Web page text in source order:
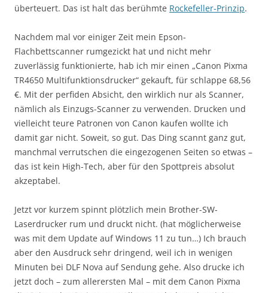
überteuert. Das ist halt das berühmte Rockefeller-Prinzip.
Nachdem mal vor einiger Zeit mein Epson-
Flachbettscanner rumgezickt hat und nicht mehr
zuverlässig funktionierte, hab ich mir einen „Canon Pixma
TR4650 Multifunktionsdrucker“ gekauft, für schlappe 68,56
€. Mit der perfiden Absicht, den wirklich nur als Scanner,
nämlich als Einzugs-Scanner zu verwenden. Drucken und
vielleicht teure Patronen von Canon kaufen wollte ich
damit gar nicht. Soweit, so gut. Das Ding scannt ganz gut,
manchmal verrutschen die eingezogenen Seiten so etwas –
das ist kein High-Tech, aber für den Spottpreis absolut
akzeptabel.
Jetzt vor kurzem spinnt plötzlich mein Brother-SW-
Laserdrucker rum und druckt nicht. (hat möglicherweise
was mit dem Update auf Windows 11 zu tun…) Ich brauch
aber den Ausdruck sehr dringend, weil ich in wenigen
Minuten bei DLF Nova auf Sendung gehe. Also drucke ich
jetzt doch – zum allerersten Mal – mit dem Canon Pixma